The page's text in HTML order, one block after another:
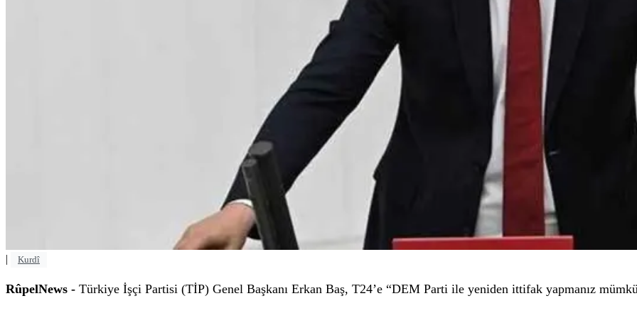
| Kurdî
RûpelNews - Türkiye İşçi Partisi (TİP) Genel Başkanı Erkan Baş, T24’e “DEM Parti ile yeniden ittifak yapmanız